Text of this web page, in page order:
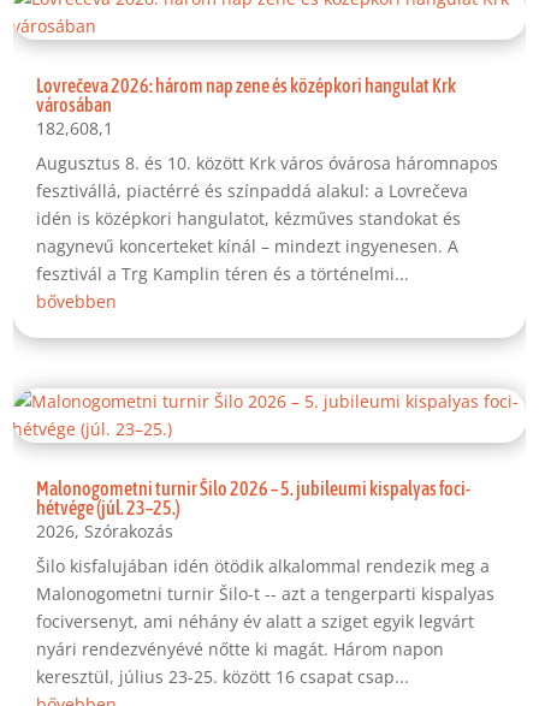
Lovrečeva 2026: három nap zene és középkori hangulat Krk
városában
182,608,1
Augusztus 8. és 10. között Krk város óvárosa háromnapos
fesztivállá, piactérré és színpaddá alakul: a Lovrečeva
idén is középkori hangulatot, kézműves standokat és
nagynevű koncerteket kínál – mindezt ingyenesen. A
fesztivál a Trg Kamplin téren és a történelmi...
bővebben
Malonogometni turnir Šilo 2026 – 5. jubileumi kispalyas foci-
hétvége (júl. 23–25.)
2026, Szórakozás
Šilo kisfalujában idén ötödik alkalommal rendezik meg a
Malonogometni turnir Šilo-t -- azt a tengerparti kispalyas
fociversenyt, ami néhány év alatt a sziget egyik legvárt
nyári rendezvényévé nőtte ki magát. Három napon
keresztül, július 23-25. között 16 csapat csap...